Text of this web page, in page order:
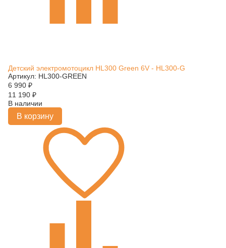
Детский электромотоцикл HL300 Green 6V - HL300-G
Артикул: HL300-GREEN
6 990 ₽
11 190 ₽
В наличии
В корзину